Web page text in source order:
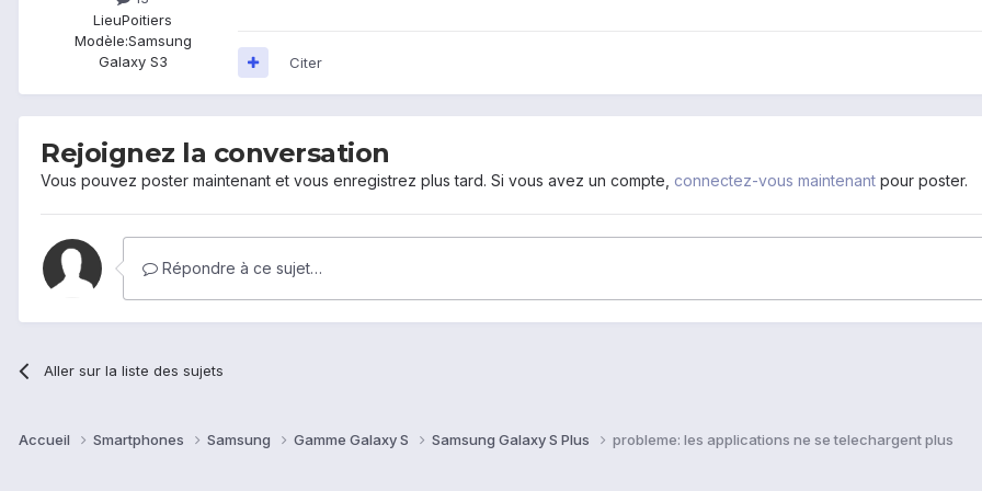
LieuPoitiers
Modèle:Samsung
Galaxy S3
Citer
Rejoignez la conversation
Vous pouvez poster maintenant et vous enregistrez plus tard. Si vous avez un compte, connectez-vous maintenant pour poster.
Répondre à ce sujet…
Aller sur la liste des sujets
Accueil Smartphones Samsung Gamme Galaxy S Samsung Galaxy S Plus probleme: les applications ne se telechargent plus